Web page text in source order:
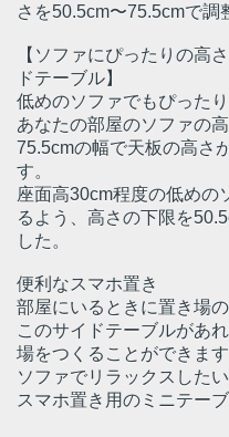
さを50.5cm〜75.5cmで調
【ソファにぴったりの高
ドテーブル】
低めのソファでもぴったり
あなたの部屋のソファの
75.5cmの幅で天板の高さ
す。
座面高30cm程度の低めの
るよう、高さの下限を
した。
便利なスマホ置き
部屋にいるときに置き場の
このサイドテーブルがあ
場をつくることができます
ソファでリラックスした
スマホ置き用のミニテー